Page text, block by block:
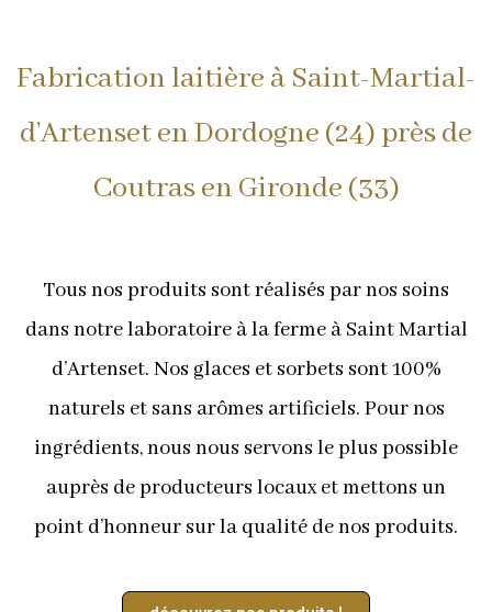
Fabrication laitière à Saint-Martial-
d’Artenset en Dordogne (24) près de
Coutras en Gironde (33)
Tous nos produits sont réalisés par nos soins
dans notre laboratoire à la ferme à Saint Martial
d’Artenset. Nos glaces et sorbets sont 100%
naturels et sans arômes artificiels. Pour nos
ingrédients, nous nous servons le plus possible
auprès de producteurs locaux et mettons un
point d’honneur sur la qualité de nos produits.